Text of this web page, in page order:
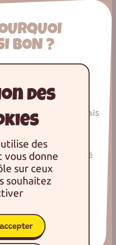
des
vous donne
sur ceux
souhaitez
BON ?
Œufs français
Farine de blé
français